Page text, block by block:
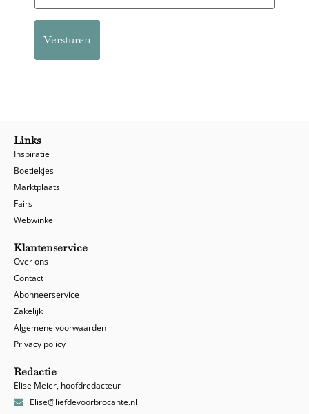
Links
Inspiratie
Boetiekjes
Marktplaats
Fairs
Webwinkel
Klantenservice
Over ons
Contact
Abonneerservice
Zakelijk
Algemene voorwaarden
Privacy policy
Redactie
Elise Meier, hoofdredacteur
Elise@liefdevoorbrocante.nl